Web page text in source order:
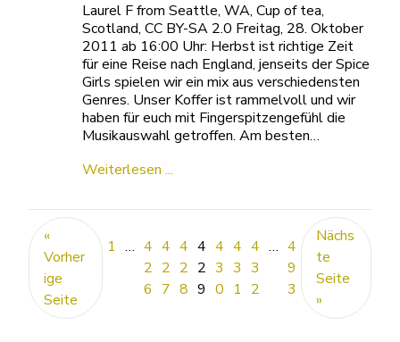
Laurel F from Seattle, WA, Cup of tea,
Scotland, CC BY-SA 2.0 Freitag, 28. Oktober
2011 ab 16:00 Uhr: Herbst ist richtige Zeit
für eine Reise nach England, jenseits der Spice
Girls spielen wir ein mix aus verschiedensten
Genres. Unser Koffer ist rammelvoll und wir
haben für euch mit Fingerspitzengefühl die
Musikauswahl getroffen. Am besten…
Weiterlesen ...
«
Vorher
ige
Seite
1 … 4
2
6
4
2
7
4
2
8
4
2
9
4
3
0
4
3
1
4
3
2
… 4
9
3
Nächs
te
Seite
»